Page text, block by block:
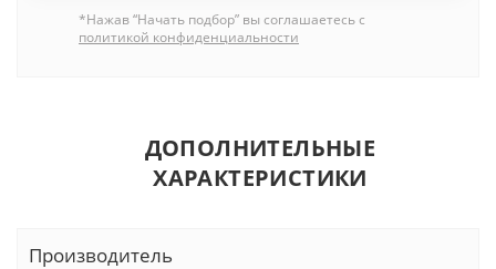
*Нажав “Начать подбор” вы соглашаетесь с
политикой конфиденциальности
ДОПОЛНИТЕЛЬНЫЕ
ХАРАКТЕРИСТИКИ
Производитель